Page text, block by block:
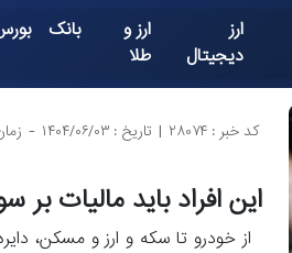
ارز
دیجیتال
ارز و
طلا
بانک
کد خبر : ۲۸۰۷۴ | تاریخ : ۱۴۰۴/۰۶/۰۳ - زمان
این افراد باید مالیات بر
از خودرو تا سکه و ارز و مسکن،